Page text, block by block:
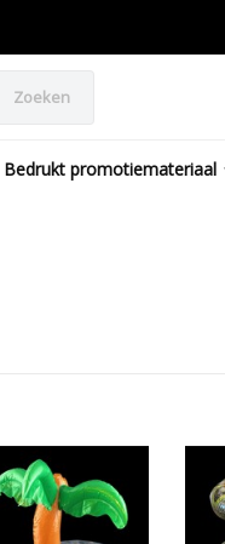
Zoeken
Bedrukt promotiemateriaal